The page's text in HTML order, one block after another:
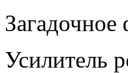
Загадочное
Усилитель